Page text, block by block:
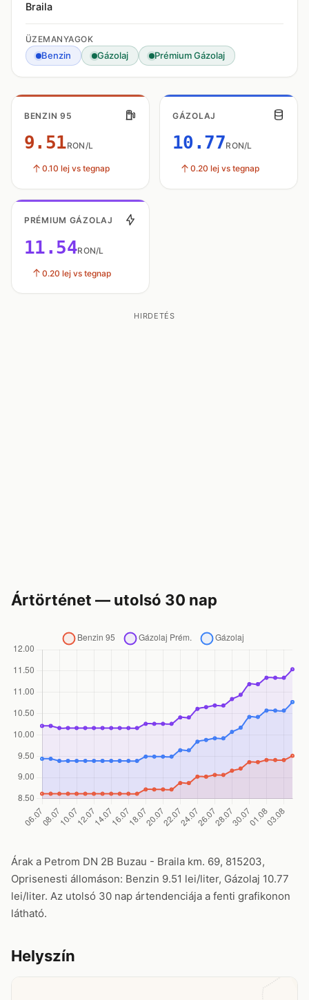
Braila
ÜZEMANYAGOK
Benzin Gázolaj Prémium Gázolaj
BENZIN 95
9.51RON/L
0.10 lej vs tegnap
GÁZOLAJ
10.77RON/L
0.20 lej vs tegnap
PRÉMIUM GÁZOLAJ
11.54RON/L
0.20 lej vs tegnap
HIRDETÉS
Ártörténet — utolsó 30 nap
Árak a Petrom DN 2B Buzau - Braila km. 69, 815203,
Oprisenesti állomáson: Benzin 9.51 lei/liter, Gázolaj 10.77
lei/liter. Az utolsó 30 nap ártendenciája a fenti grafikonon
látható.
Helyszín